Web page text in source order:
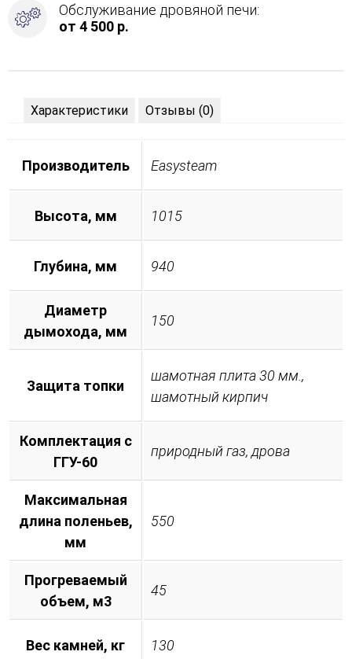
Обслуживание дровяной печи:
от 4 500 р.
Характеристики Отзывы (0)
Производитель Easysteam
Высота, мм 1015
Глубина, мм 940
Диаметр
дымохода, мм
150
Защита топки
шамотная плита 30 мм.,
шамотный кирпич
Комплектация с
ГГУ-60
природный газ, дрова
Максимальная
длина поленьев,
мм
550
Прогреваемый
объем, м3
45
Вес камней, кг 130